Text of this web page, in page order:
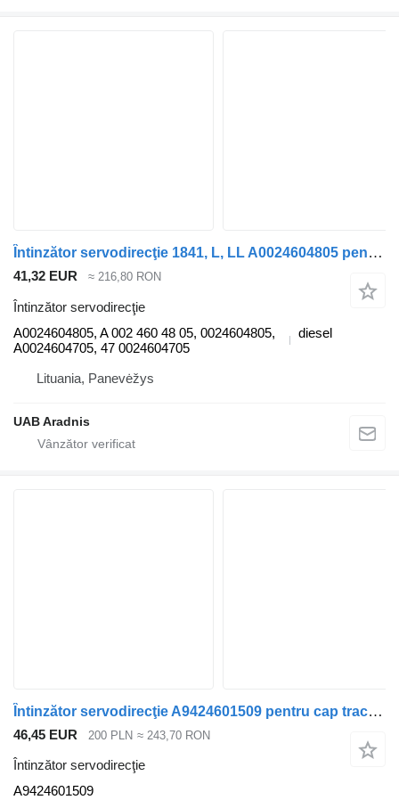
Întinzător servodirecţie 1841, L, LL A0024604805 pentru cap tractor Mercedes-Benz ACTROS MP2 / MP3
41,32 EUR ≈ 216,80 RON
Întinzător servodirecţie
A0024604805, A 002 460 48 05, 0024604805,
A0024604705, 47 0024604705
diesel
Lituania, Panevėžys
UAB Aradnis
Întinzător servodirecţie A9424601509 pentru cap tractor Mercedes-Benz ACTROS AXOR ATEGO
46,45 EUR 200 PLN ≈ 243,70 RON
Întinzător servodirecţie
A9424601509